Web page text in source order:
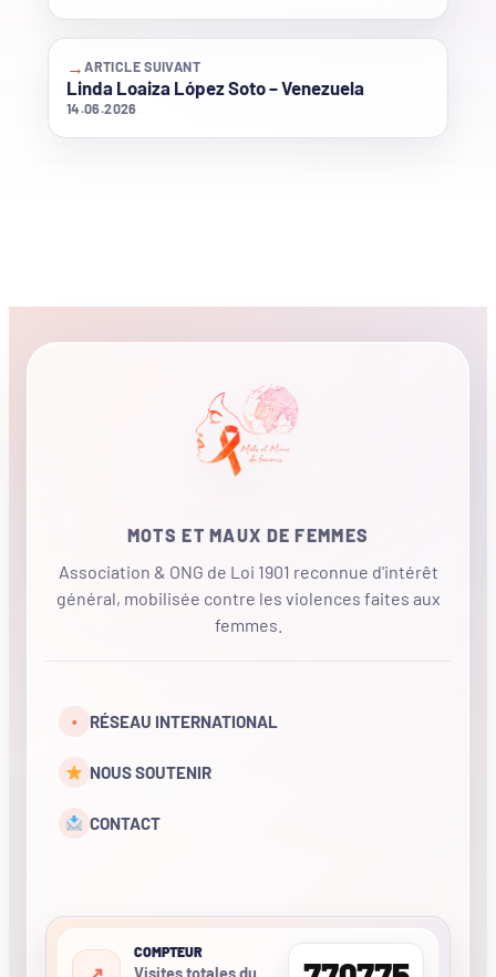
→ARTICLE SUIVANT
Linda Loaiza López Soto – Venezuela
14.06.2026
MOTS ET MAUX DE FEMMES
Association & ONG de Loi 1901 reconnue d'intérêt
général, mobilisée contre les violences faites aux
femmes.
• RÉSEAU INTERNATIONAL
NOUS SOUTENIR
CONTACT
COMPTEUR
Visites totales du